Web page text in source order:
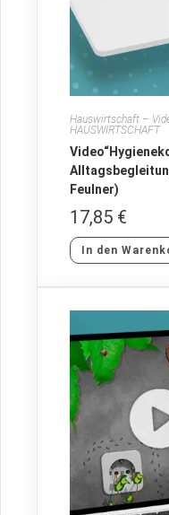
Hauswirtschaft –
HAUSWIRTSCHAFT
Feulner)
17,85 €
In den